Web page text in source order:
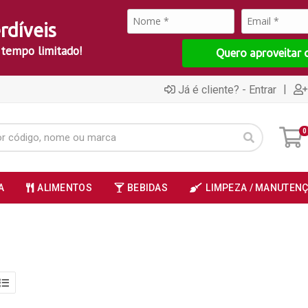
limitado! Quero aproveitar
Já é cliente? - Entrar |
0
ALIMENTOS BEBIDAS LIMPEZA /